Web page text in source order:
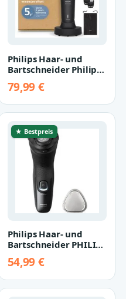
Philips Haar- und
Bartschneider Philips
wasserdic…
79,99 €
★ Bestpreis
Philips Haar- und
Bartschneider PHILIPS
Rasierer Haartrimmer
Bartschne…
54,99 €